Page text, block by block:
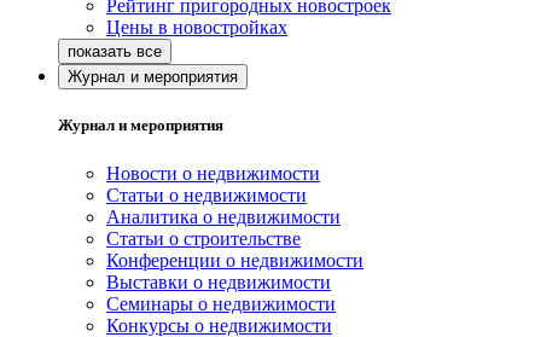
Рейтинг пригородных новостроек
Цены в новостройках
Журнал и мероприятия
Журнал и мероприятия
Новости о недвижимости
Статьи о недвижимости
Аналитика о недвижимости
Статьи о строительстве
Конференции о недвижимости
Выставки о недвижимости
Семинары о недвижимости
Конкурсы о недвижимости